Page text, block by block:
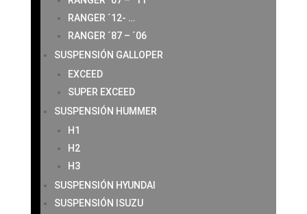
RANGER ´12- …
RANGER ´87 – ´06
SUSPENSIÓN GALLOPER
EXCEED
SUPER EXCEED
SUSPENSIÓN HUMMER
H1
H2
H3
SUSPENSIÓN HYUNDAI
SUSPENSIÓN ISUZU